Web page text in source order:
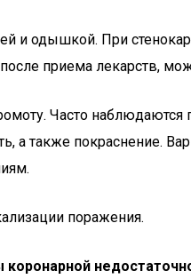
и одышкой. При
приема лекарств,
Часто наблюдаются
покраснение.
поражения.